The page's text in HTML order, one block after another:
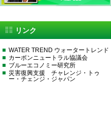
リンク
WATER TREND ウォータートレンド
カーボンニュートラル協議会
ブルーエコノミー研究所
災害復興支援 チャレンジ・トゥ
ー・チェンジ・ジャパン